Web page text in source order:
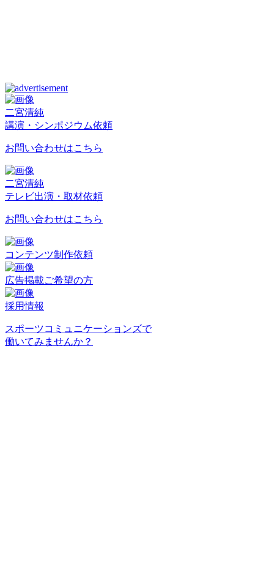
二宮清純
講演・シンポジウム依頼
お問い合わせはこちら
二宮清純
テレビ出演・取材依頼
お問い合わせはこちら
コンテンツ制作依頼
広告掲載ご希望の方
採用情報
スポーツコミュニケーションズで
働いてみませんか？